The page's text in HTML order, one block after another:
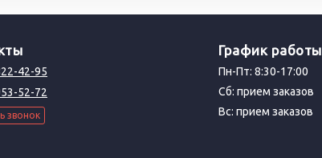
42-95
52-72
звонок
График работы
Пн-Пт: 8:30-17:00
Сб: прием заказов
Вс: прием заказов